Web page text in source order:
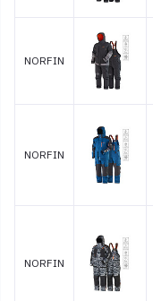
NORFIN
NORFIN
NORFIN